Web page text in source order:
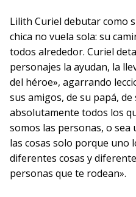
Lilith Curiel debutar como
chica no vuela sola: su
todos alrededor. Curiel
personajes la ayudan, la
del héroe», agarrando
sus amigos, de su papá,
absolutamente todos los
somos las personas, o sea
las cosas solo porque uno
diferentes cosas y
personas que te rodean».